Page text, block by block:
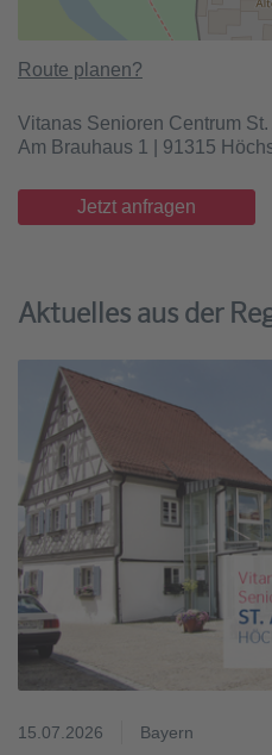
Route planen?
Vitanas Senioren Centrum St.
Am Brauhaus 1 | 91315
Jetzt anfragen
Aktuelles aus der
15.07.2026 Bayern